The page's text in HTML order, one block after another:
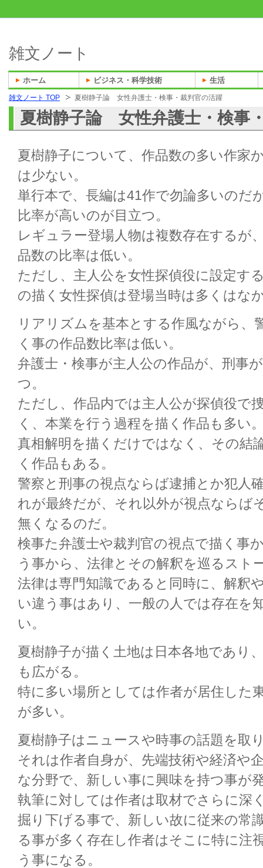
雑文ノート TOP 夏樹静子論 女性弁護士・検事・裁判官の活躍
夏樹静子論 女性弁護士・検事
夏樹静子について、作品数の多い作家
は少ない。
単行本で、長編は41作で勿論多いのだ
比率が高いのが目立つ。
レギュラー登場人物は複数存在するが
品数の比率は低い。
ただし、主人公を女性探偵役に設定す
の描く女性探偵は登場当時は多くはな
リアリズムを基本とする作風ながら、
く事の作品数比率は低い。
弁護士・検事が主人公の作品が、刑事
つ。
ただし、作品内では主人公が探偵役で
く、本業を行う過程を描く作品も多い
真相解明を描くだけではなく、その結
く作品もある。
警察と刑事の視点ならば逮捕とか犯人
れが最終だが、それ以外が視点ならば
無くなるのだ。
検事た弁護士や裁判官の視点で描く事
う事から、法律とその解釈を巡るスト
法律は専門知識であると同時に、解釈
い違う事はあり、一般の人では存在を
い。
夏樹静子が描く土地は日本各地であり
も広がる。
特に多い場所としては作者が居住した
が多い。
夏樹静子はニュースや時事の話題を取
それは作者自身が、先端技術や経済や
な分野で、新しい事に興味を持つ事が
執筆に対しては作者は取材でさらに深
掘り下げる事で、新しい故に従来の常
る事が多く存在し作者はそこに特に注
う事になる。
雑文ノート
ホーム ビジネス・科学技術 生活